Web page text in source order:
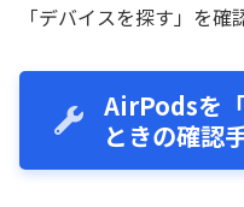
「デバイスを探す」を確
AirPodsを
ときの確認